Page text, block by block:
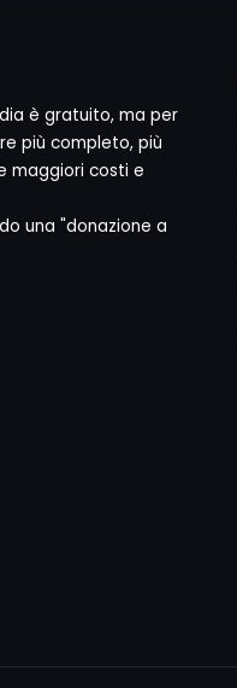
è gratuito, ma per
più completo, più
maggiori costi e
una "donazione a